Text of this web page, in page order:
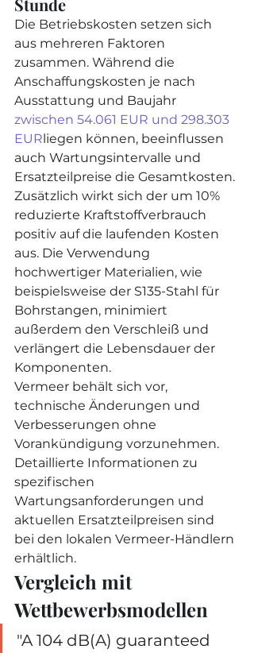
Die Betriebskosten setzen sich
aus mehreren Faktoren
zusammen. Während die
Anschaffungskosten je nach
Ausstattung und Baujahr
zwischen 54.061 EUR und 298.303
EURliegen können, beeinflussen
auch Wartungsintervalle und
Ersatzteilpreise die Gesamtkosten.
Zusätzlich wirkt sich der um 10%
reduzierte Kraftstoffverbrauch
positiv auf die laufenden Kosten
aus. Die Verwendung
hochwertiger Materialien, wie
beispielsweise der S135-Stahl für
Bohrstangen, minimiert
außerdem den Verschleiß und
verlängert die Lebensdauer der
Komponenten.
Vermeer behält sich vor,
technische Änderungen und
Verbesserungen ohne
Vorankündigung vorzunehmen.
Detaillierte Informationen zu
spezifischen
Wartungsanforderungen und
aktuellen Ersatzteilpreisen sind
bei den lokalen Vermeer-Händlern
erhältlich.
Vergleich mit
Wettbewerbsmodellen
"A 104 dB(A) guaranteed